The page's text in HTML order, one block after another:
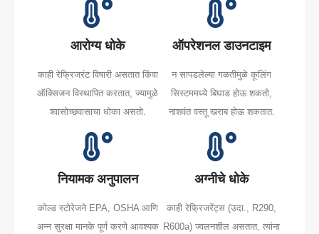
आरोग्य धोके
काही रेफ्रिजरंट विषारी असतात किंवा
ऑक्सिजन विस्थापित करतात, ज्यामुळे
श्वासोच्छवासाचा धोका असतो.
ऑपरेशनल डाउनटाइम
न सापडलेल्या गळतीमुळे कूलिंग
सिस्टममध्ये बिघाड होऊ शकतो,
नाशवंत वस्तू खराब होऊ शकतात.
नियामक अनुपालन
कोल्ड स्टोरेजने EPA, OSHA आणि
अन्न सुरक्षा मानके पूर्ण करणे आवश्यक
अग्नीचे धोके
काही रेफ्रिजरेंट्स (उदा., R290,
R600a) ज्वलनशील असतात, त्यांना